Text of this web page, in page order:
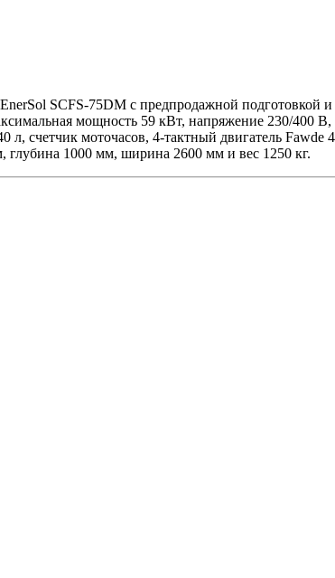
SCFS-75DM с предпродажной подготовкой
мощность 59 кВт, напряжение 230/400
счетчик моточасов, 4-тактный двигатель Fawde
глубина 1000 мм, ширина 2600 мм и вес 1250 кг.